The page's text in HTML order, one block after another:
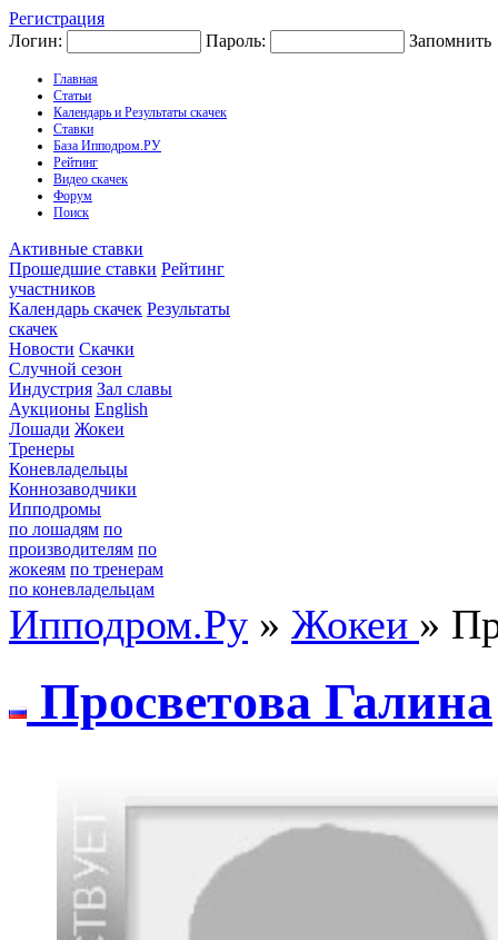
Регистрация
Логин:
Пароль: Запомнить
Главная
Статьи
Календарь и Результаты скачек
Ставки
База Ипподром.РУ
Рейтинг
Видео скачек
Форум
Поиск
Активные ставки
Прошедшие ставки Рейтинг
участников
Календарь скачек Результаты
скачек
Новости Скачки
Случной сезон
Индустрия Зал славы
Аукционы English
Лошади Жокеи
Тренеры
Коневладельцы
Коннозаводчики
Ипподромы
по лошадям по
производителям по
жокеям по тренерам
по коневладельцам
Ипподром.Ру » Жокеи »
Прoсветoва Галина